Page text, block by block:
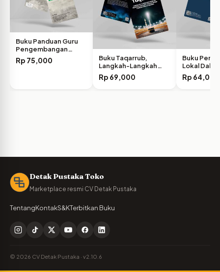
Buku Panduan Guru
Pengembangan
Wawasan Keislaman
Rp 75,000
Buku Taqarrub,
Langkah-Langkah
Menuju Kedekatan
Ilahi…
Rp 69,000
Buku
Lokal
Rp 64,000
Detak Pustaka Toko
Marketplace resmi CV Detak Pustaka
TentangKontakS&KTerbitkan Buku
© 2026 CV Detak Pustaka · v2.10.6